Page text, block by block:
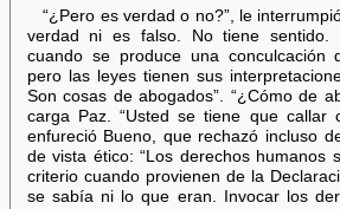
“¿Pero es verdad o no?”, le
verdad ni es falso. No tiene sentido.
cuando se produce una conculcación
pero las leyes tienen sus
Son cosas de abogados”. “¿Cómo de
carga Paz. “Usted se tiene que callar
enfureció Bueno, que rechazó incluso
de vista ético: “Los derechos humanos
criterio cuando provienen de la
se sabía ni lo que eran. Invocar los